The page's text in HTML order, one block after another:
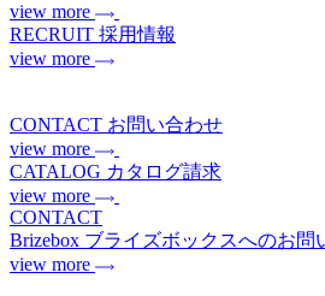
view more
RECRUIT 採用情報
view more
CONTACT お問い合わせ
view more
CATALOG カタログ請求
view more
CONTACT
Brizebox ブライズボックスへのお問
view more